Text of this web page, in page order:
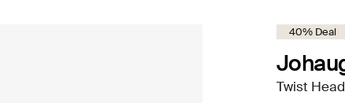
40% Deal
Twist